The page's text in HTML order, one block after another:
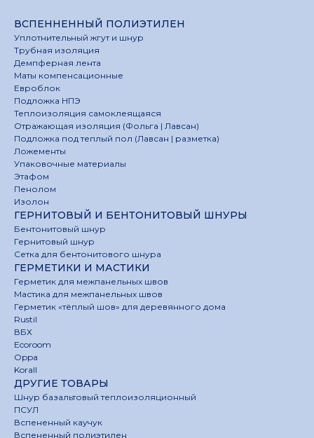
ВСПЕННЕННЫЙ ПОЛИЭТИЛЕН
Уплотнительный жгут и шнур
Трубная изоляция
Демпферная лента
Маты компенсационные
Евроблок
Подложка НПЭ
Теплоизоляция самоклеящаяся
Отражающая изоляция (Фольга | Лавсан)
Подложка под теплый пол (Лавсан | разметка)
Ложементы
Упаковочные материалы
Этафом
Пенолом
Изолон
ГЕРНИТОВЫЙ И БЕНТОНИТОВЫЙ ШНУРЫ
Бентонитовый шнур
Гернитовый шнур
Сетка для бентонитового шнура
ГЕРМЕТИКИ И МАСТИКИ
Герметик для межпанельных швов
Мастика для межпанельных швов
Герметик «тёплый шов» для деревянного дома
Rustil
ВБХ
Ecoroom
Oppa
Korall
ДРУГИЕ ТОВАРЫ
Шнур базальтовый теплоизоляционный
ПСУЛ
Вспененный каучук
Вспененный полиэтилен